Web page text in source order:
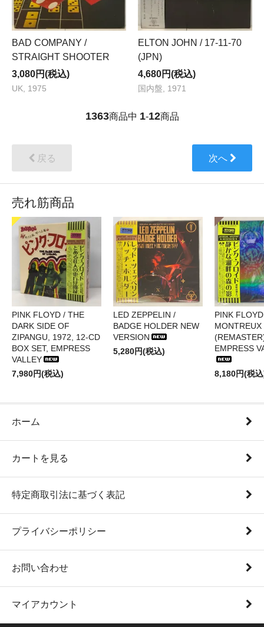
BAD COMPANY /
STRAIGHT SHOOTER
3,080円(税込)
UK, 1975
ELTON JOHN / 17-11-70
(JPN)
4,680円(税込)
国内盤, 1971
1363商品中 1-12商品
戻る 次へ
売れ筋商品
PINK FLOYD / THE
DARK SIDE OF
ZIPANGU, 1972, 12-CD
BOX SET, EMPRESS
VALLEY
7,980円(税込)
LED ZEPPELIN /
BADGE HOLDER NEW
VERSION
5,280円(税込)
PINK
MONTREUX
EMPRESS
8,180円(税
ホーム
カートを見る
特定商取引法に基づく表記
プライバシーポリシー
お問い合わせ
マイアカウント